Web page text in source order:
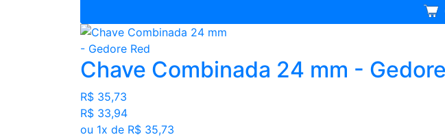
Chave Combinada 24 mm -
R$ 35,73
R$ 33,94
ou 1x de R$ 35,73